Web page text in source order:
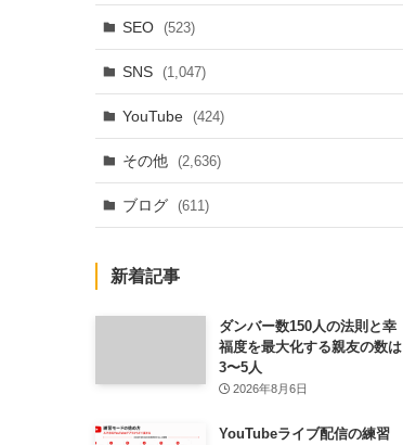
記
事
SEO (523)
SNS (1,047)
YouTube (424)
その他 (2,636)
ブログ (611)
新着記事
ダンバー数150人の法則と幸
福度を最大化する親友の数は
3〜5人
2026年8月6日
YouTubeライブ配信の練習